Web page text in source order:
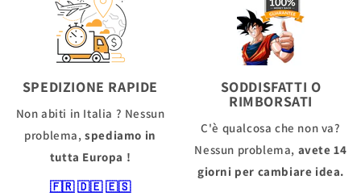
SPEDIZIONE RAPIDE
Non abiti in Italia ? Nessun
problema, spediamo in
tutta Europa !
🇫🇷🇩🇪🇪🇸
SODDISFATTI O
RIMBORSATI
C'è qualcosa che non va?
Nessun problema, avete 14
giorni per cambiare idea.